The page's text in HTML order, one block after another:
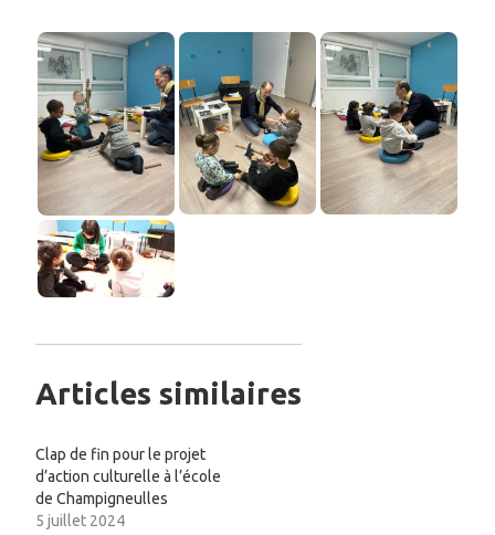
Articles similaires
Clap de fin pour le projet
d’action culturelle à l’école
de Champigneulles
5 juillet 2024